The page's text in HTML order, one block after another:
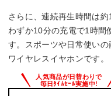
さらに、連続再生時間は約
わずか10分の充電で1時間
す。スポーツや日常使い
ワイヤレスイヤホンです。